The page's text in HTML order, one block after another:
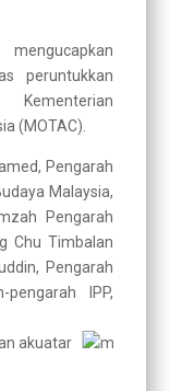
peruntukkan
(MOTAC).
Pengarah
Malaysia,
Pengarah
Chu Timbalan
Pengarah
pengarah IPP,